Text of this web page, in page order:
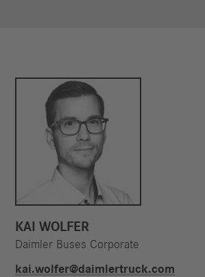
KAI WOLFER
Daimler Buses Corporate
kai.wolfer@daimlertruck.com